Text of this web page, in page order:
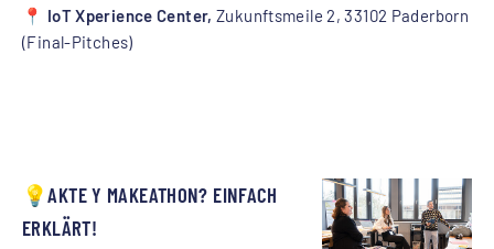
📍 IoT Xperience Center, Zukunftsmeile 2, 33102 Paderborn
(Final-Pitches)
💡AKTE Y MAKEATHON? EINFACH
ERKLÄRT!